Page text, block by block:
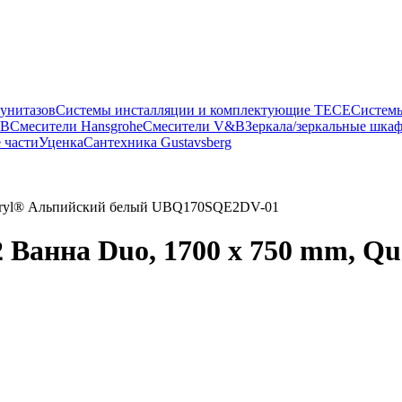
Системы инсталляции и комплектующие TECE
Смесители HansgroheСмесители V&BЗеркала/зеркальные
УценкаСантехника Gustavsberg
Альпийский белый UBQ170SQE2DV-01
Ванна Duo, 1700 x 750 mm,